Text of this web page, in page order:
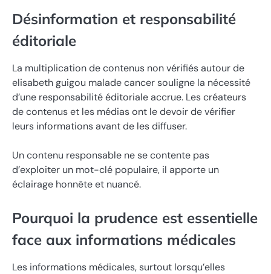
Désinformation et responsabilité
éditoriale
La multiplication de contenus non vérifiés autour de
elisabeth guigou malade cancer souligne la nécessité
d’une responsabilité éditoriale accrue. Les créateurs
de contenus et les médias ont le devoir de vérifier
leurs informations avant de les diffuser.
Un contenu responsable ne se contente pas
d’exploiter un mot-clé populaire, il apporte un
éclairage honnête et nuancé.
Pourquoi la prudence est essentielle
face aux informations médicales
Les informations médicales, surtout lorsqu’elles